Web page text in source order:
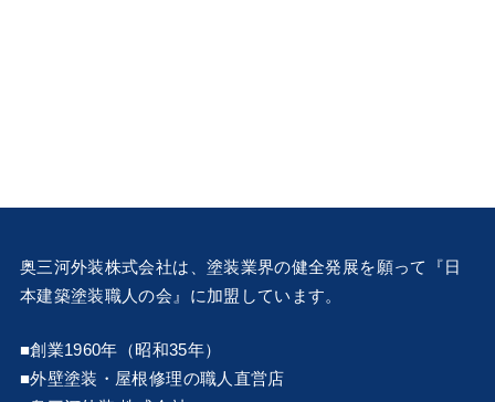
奥三河外装株式会社は、塗装業界の健全発展を願って『 日
本建築塗装職人の会 』に加盟しています。
■創業1960年（昭和35年）
■外壁塗装・屋根修理の職人直営店